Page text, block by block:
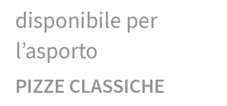
disponibile per
l’asporto
PIZZE CLASSICHE